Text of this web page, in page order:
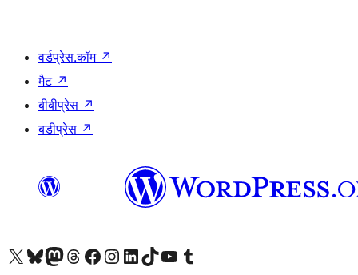
वर्डप्रेस.कॉम ↗
मैट ↗
बीबीप्रेस ↗
बडीप्रेस ↗
Visit our X (formerly Twitter) account
हमारे बलुस्की खाते पर जाएँVisit our Mastodon account
हमारे थ्रेड्स अकाउंट पर जाएंहमारे फेसबुक पेज पर जाएँहमारे इंस्टाग्राम अकाउंट पर जाएंहमारे लिंक्डइन खाते पर जाएँहमारे टिकटॉक खाते पर जाएँहमारे यूट्यूब चैनल पर जाएंहमारे Tumblr खाते पर जाएँ